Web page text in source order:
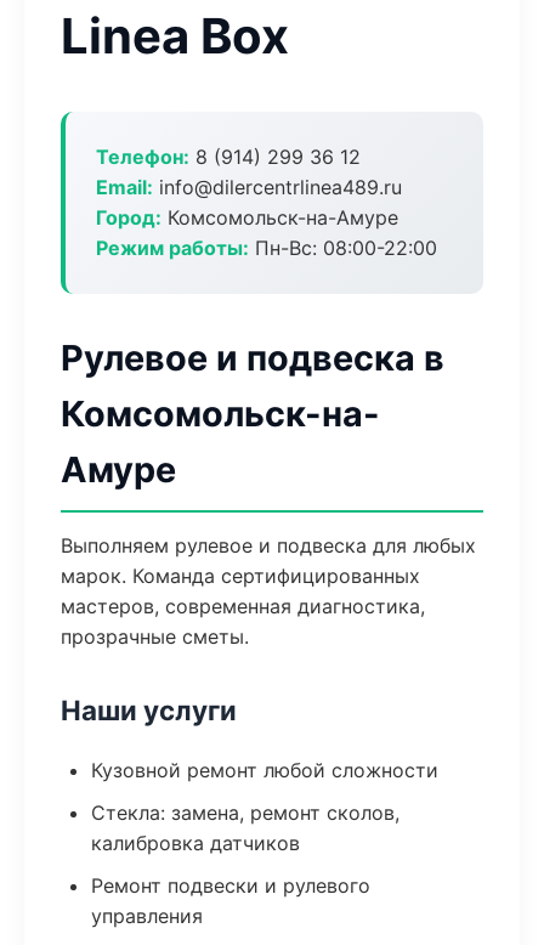
Linea Box
Телефон: 8 (914) 299 36 12
Email: info@dilercentrlinea489.ru
Город: Комсомольск-на-Амуре
Режим работы: Пн-Вс: 08:00-22:00
Рулевое и подвеска в
Комсомольск-на-
Амуре
Выполняем рулевое и подвеска для любых
марок. Команда сертифицированных
мастеров, современная диагностика,
прозрачные сметы.
Наши услуги
Кузовной ремонт любой сложности
Стекла: замена, ремонт сколов,
калибровка датчиков
Ремонт подвески и рулевого
управления